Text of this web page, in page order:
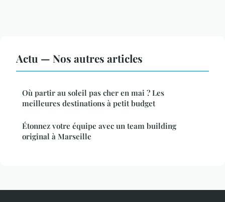
Actu — Nos autres articles
Où partir au soleil pas cher en mai ? Les
meilleures destinations à petit budget
Étonnez votre équipe avec un team building
original à Marseille